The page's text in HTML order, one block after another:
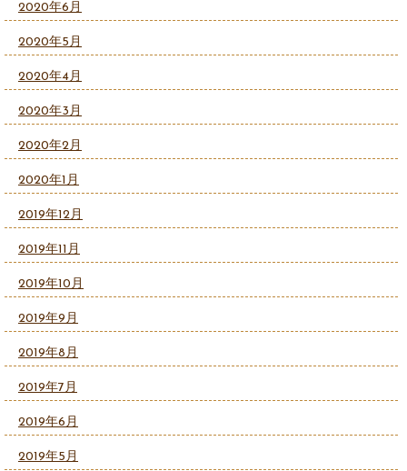
2020年6月
2020年5月
2020年4月
2020年3月
2020年2月
2020年1月
2019年12月
2019年11月
2019年10月
2019年9月
2019年8月
2019年7月
2019年6月
2019年5月